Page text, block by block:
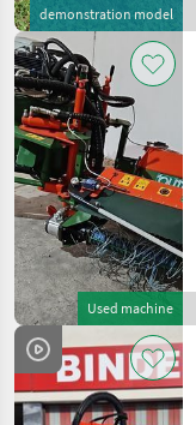
demonstration model
Used machine